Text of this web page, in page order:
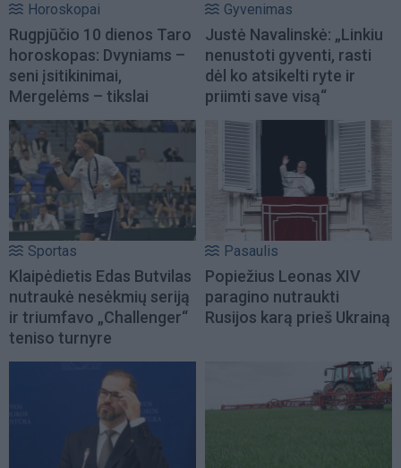
Horoskopai
Rugpjūčio 10 dienos Taro
horoskopas: Dvyniams –
seni įsitikinimai,
Mergelėms – tikslai
Gyvenimas
Justė Navalinskė: „Linkiu
nenustoti gyventi, rasti
dėl ko atsikelti ryte ir
priimti save visą“
Sportas
Klaipėdietis Edas Butvilas
nutraukė nesėkmių seriją
ir triumfavo „Challenger“
teniso turnyre
Pasaulis
Popiežius Leonas XIV
paragino nutraukti
Rusijos karą prieš Ukrainą